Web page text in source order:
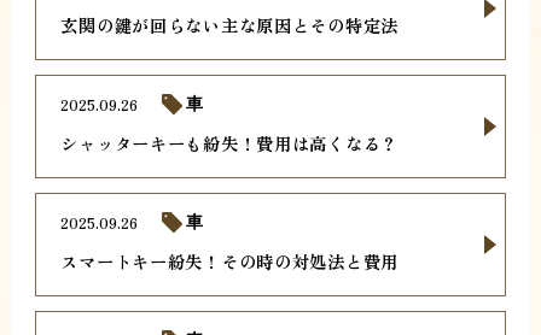
玄関の鍵が回らない主な原因とその特定法
シャッターキーも紛失！費用は高くなる？
2025.09.26 車
スマートキー紛失！その時の対処法と費用
2025.09.26 車